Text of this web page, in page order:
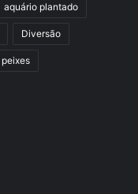
aquário plantado
Diversão
peixes